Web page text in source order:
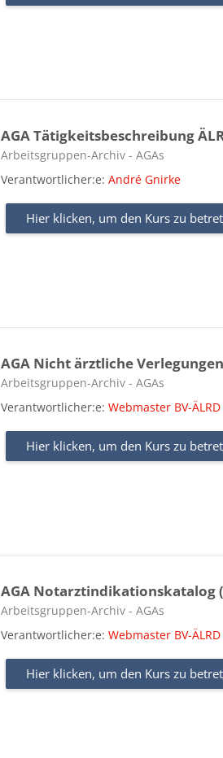
AGA Tätigkeitsbeschreibung
Kursbereich
Arbeitsgruppen-Archiv - AGAs
Verantwortlicher:e:André Gnirke
Hier klicken, um den Kurs zu
AGA Nicht ärztliche Verlegungen
Kursbereich
Arbeitsgruppen-Archiv - AGAs
Verantwortlicher:e:Webmaster BV-ÄLRD
Hier klicken, um den Kurs zu
AGA Notarztindikationskatalog
Kursbereich
Arbeitsgruppen-Archiv - AGAs
Verantwortlicher:e:Webmaster BV-ÄLRD
Hier klicken, um den Kurs zu